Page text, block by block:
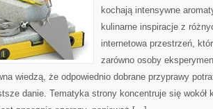
kochają intensywne
kulinarne inspiracje z
internetowa przestrzeń,
zarówno osoby
wiedzą, że odpowiednio dobrane przyprawy
danie. Tematyka strony koncentruje się wokół